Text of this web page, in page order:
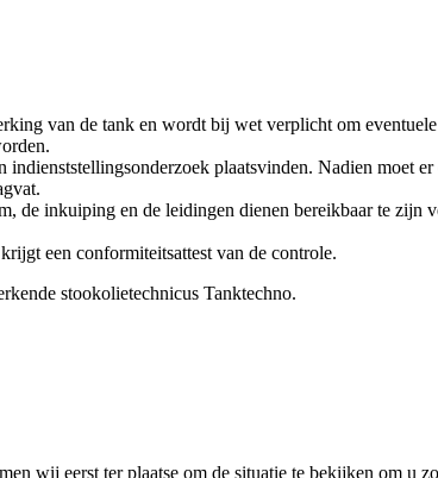
van de tank en wordt bij wet verplicht om
plaatsvinden. Nadien moet
de inkuiping en de leidingen dienen bereikbaar te
een conformiteitsattest van de controle.
stookolietechnicus Tanktechno.
wij eerst ter plaatse om de situatie te bekijken om u